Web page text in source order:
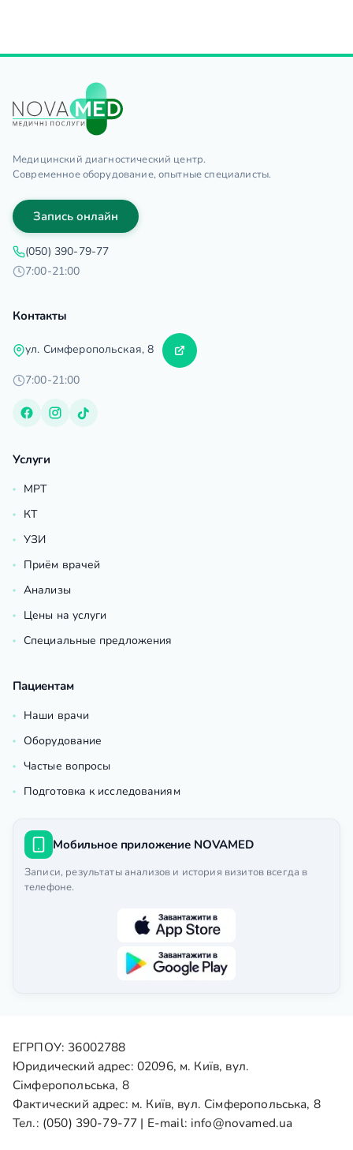
Медицинский диагностический центр.
Современное оборудование, опытные специалисты.
Запись онлайн
(050) 390-79-77
7:00-21:00
Контакты
ул. Симферопольская, 8
7:00-21:00
Услуги
МРТ
КТ
УЗИ
Приём врачей
Анализы
Цены на услуги
Специальные предложения
Пациентам
Наши врачи
Оборудование
Частые вопросы
Подготовка к исследованиям
Мобильное приложение NOVAMED
Записи, результаты анализов и история визитов всегда в
телефоне.
ЕГРПОУ: 36002788
Юридический адрес: 02096, м. Київ, вул.
Сімферопольська, 8
Фактический адрес: м. Київ, вул. Сімферопольська, 8
Тел.: (050) 390-79-77 | E-mail: info@novamed.ua